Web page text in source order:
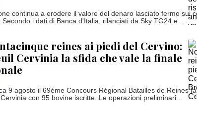
continua a erodere il valore del denaro lasciato fermo sui
Secondo i dati di Banca d'Italia, rilanciati da Sky TG24 e...
reines ai piedi del Cervino:
Cervinia la sfida che vale la finale
9 agosto il 69ème Concours Régional Batailles de Reines
con 95 bovine iscritte. Le operazioni preliminari...